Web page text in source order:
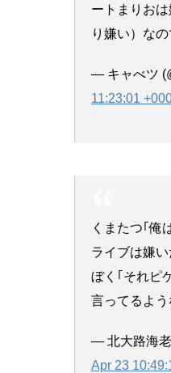
ートまりお
り嫌い）な
— キャべツ
11:23:01
くまたつ｢俺
ライブは嫌い
ぼく｢それピ
言ってるよ
— 北大路海
Apr 23